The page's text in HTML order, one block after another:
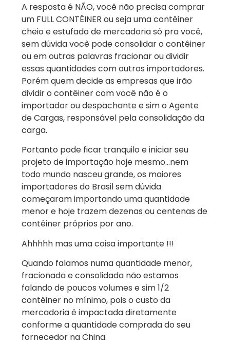
A resposta é NÃO, você não precisa comprar
um FULL CONTÊINER ou seja uma contêiner
cheio e estufado de mercadoria só pra você,
sem dúvida você pode consolidar o contêiner
ou em outras palavras fracionar ou dividir
essas quantidades com outros importadores.
Porém quem decide as empresas que irão
dividir o contêiner com você não é o
importador ou despachante e sim o Agente
de Cargas, responsável pela consolidação da
carga.
Portanto pode ficar tranquilo e iniciar seu
projeto de importação hoje mesmo…nem
todo mundo nasceu grande, os maiores
importadores do Brasil sem dúvida
começaram importando uma quantidade
menor e hoje trazem dezenas ou centenas de
contêiner próprios por ano.
Ahhhhh mas uma coisa importante !!!
Quando falamos numa quantidade menor,
fracionada e consolidada não estamos
falando de poucos volumes e sim 1/2
contêiner no mínimo, pois o custo da
mercadoria é impactada diretamente
conforme a quantidade comprada do seu
fornecedor na China.